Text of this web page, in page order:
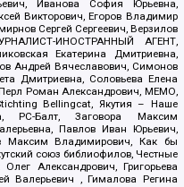
Иванова София Юрьевна,
Викторович, Егоров Владимир
Сергей Сергеевич, Верзилов
ИНОСТРАННЫЙ АГЕНТ,
Екатерина Дмитриевна,
Андрей Вячеславович, Симонов
Дмитриевна, Соловьева Елена
Роман Александрович, МЕМО,
Bellingcat, Якутия – Наше
РС-Балт, Заговора Максим
Павлов Иван Юрьевич,
Максим Владимирович, Как бы
союз библиофилов, Честные
Александрович, Григорьева
Валерьевич , Гималова Регина